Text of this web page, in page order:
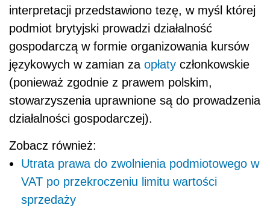
interpretacji przedstawiono tezę, w myśl której
podmiot brytyjski prowadzi działalność
gospodarczą w formie organizowania kursów
językowych w zamian za opłaty członkowskie
(ponieważ zgodnie z prawem polskim,
stowarzyszenia uprawnione są do prowadzenia
działalności gospodarczej).
Zobacz również:
Utrata prawa do zwolnienia podmiotowego w
VAT po przekroczeniu limitu wartości
sprzedaży